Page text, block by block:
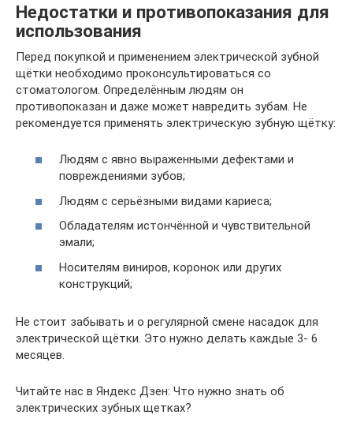
Недостатки и противопоказания для
использования
Перед покупкой и применением электрической зубной
щётки необходимо проконсультироваться со
стоматологом. Определённым людям он
противопоказан и даже может навредить зубам. Не
рекомендуется применять электрическую зубную щётку:
Людям с явно выраженными дефектами и
повреждениями зубов;
Людям с серьёзными видами кариеса;
Обладателям истончённой и чувствительной
эмали;
Носителям виниров, коронок или других
конструкций;
Не стоит забывать и о регулярной смене насадок для
электрической щётки. Это нужно делать каждые 3- 6
месяцев.
Читайте нас в Яндекс Дзен: Что нужно знать об
электрических зубных щетках?